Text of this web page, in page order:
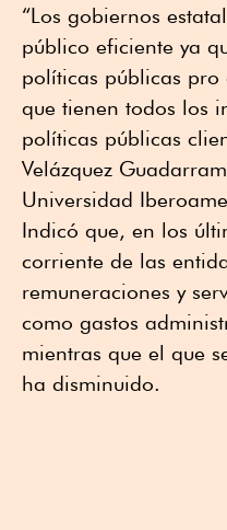
“Los gobiernos
público eficiente ya
políticas públicas
que tienen todos los
políticas públicas
Velázquez
Universidad
Indicó que, en los
corriente de las
remuneraciones y
como gastos
mientras que el que
ha disminuido.